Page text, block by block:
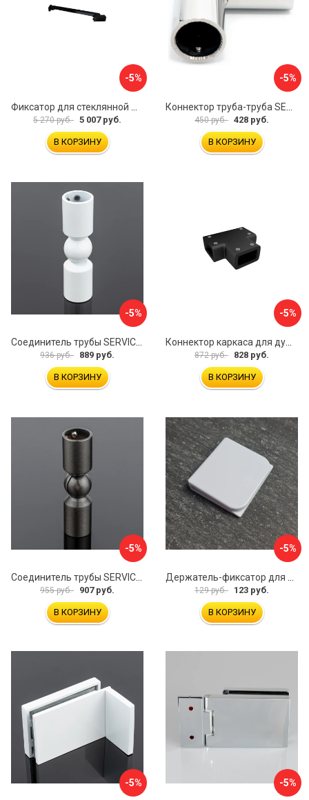
-5%
5 270 руб. 5 007 руб.
В КОРЗИНУ
-5%
450 руб. 428 руб.
В КОРЗИНУ
-5%
936 руб. 889 руб.
В КОРЗИНУ
-5%
872 руб. 828 руб.
В КОРЗИНУ
-5%
955 руб. 907 руб.
В КОРЗИНУ
-5%
129 руб. 123 руб.
В КОРЗИНУ
-5% -5%